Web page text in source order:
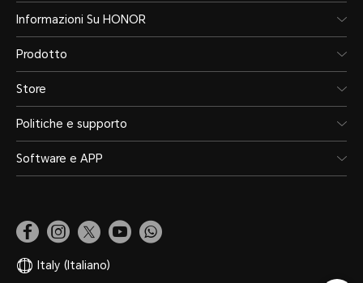
Informazioni Su HONOR
Prodotto
Store
Politiche e supporto
Software e APP
Italy (Italiano)